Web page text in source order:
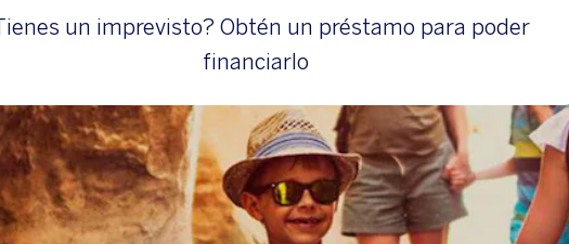
un imprevisto? Obtén un préstamo para poder
financiarlo